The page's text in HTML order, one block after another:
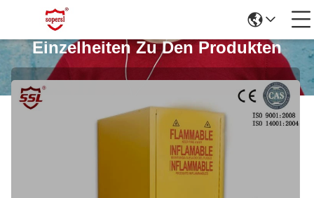
Einzelheiten Zu Den Produkten